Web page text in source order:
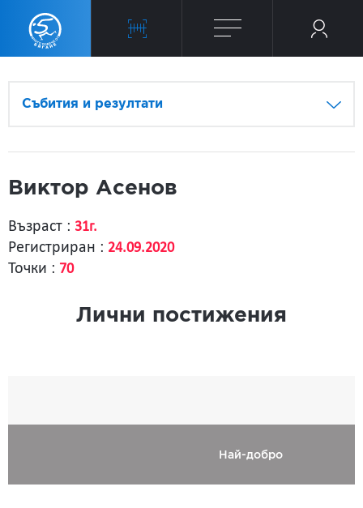
Събития и резултати
Виктор Асенов
Възраст : 31г.
Регистриран : 24.09.2020
Точки : 70
Лични постижения
Най-добро